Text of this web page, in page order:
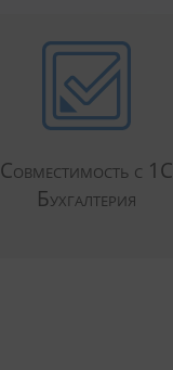
Совместимость с 1С
Бухгалтерия